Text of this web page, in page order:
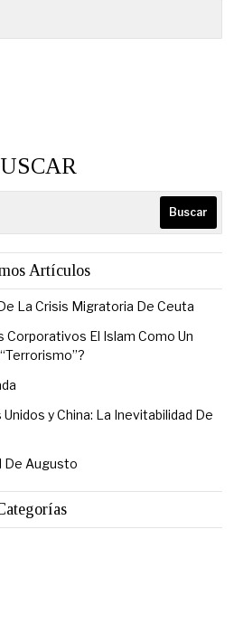
Buscar
Artículos
La Crisis Migratoria De Ceuta
Corporativos El Islam Como Un
y China: La Inevitabilidad De
De Augusto